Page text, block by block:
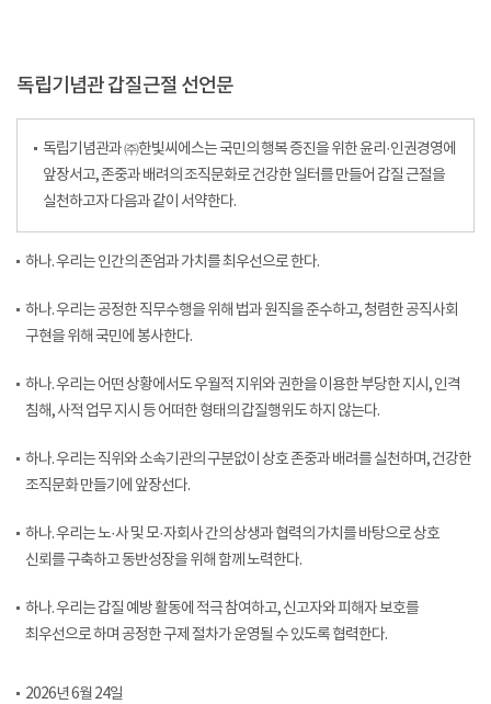
독립기념관 갑질근절 선언문
독립기념관과 ㈜한빛씨에스는 국민의 행복 증진을 위한 윤리·인권경영에
앞장서고, 존중과 배려의 조직문화로 건강한 일터를 만들어 갑질 근절을
실천하고자 다음과 같이 서약한다.
하나. 우리는 인간의 존엄과 가치를 최우선으로 한다.
하나. 우리는 공정한 직무수행을 위해 법과 원직을 준수하고, 청렴한 공직사회
구현을 위해 국민에 봉사한다.
하나. 우리는 어떤 상황에서도 우월적 지위와 권한을 이용한 부당한 지시, 인격
침해, 사적 업무 지시 등 어떠한 형태의 갑질행위도 하지 않는다.
하나. 우리는 직위와 소속기관의 구분없이 상호 존중과 배려를 실천하며, 건강한
조직문화 만들기에 앞장선다.
하나. 우리는 노·사 및 모·자회사 간의 상생과 협력의 가치를 바탕으로 상호
신뢰를 구축하고 동반성장을 위해 함께 노력한다.
하나. 우리는 갑질 예방 활동에 적극 참여하고, 신고자와 피해자 보호를
최우선으로 하며 공정한 구제 절차가 운영될 수 있도록 협력한다.
2026년 6월 24일